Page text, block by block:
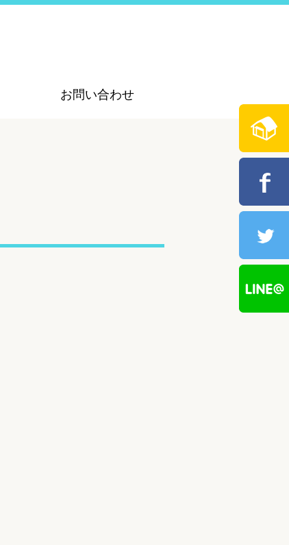
お問い合わせ